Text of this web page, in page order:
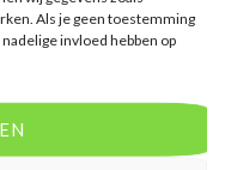
Als je geen toestemming
invloed hebben op